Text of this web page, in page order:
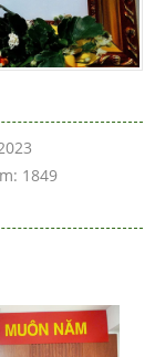
1849